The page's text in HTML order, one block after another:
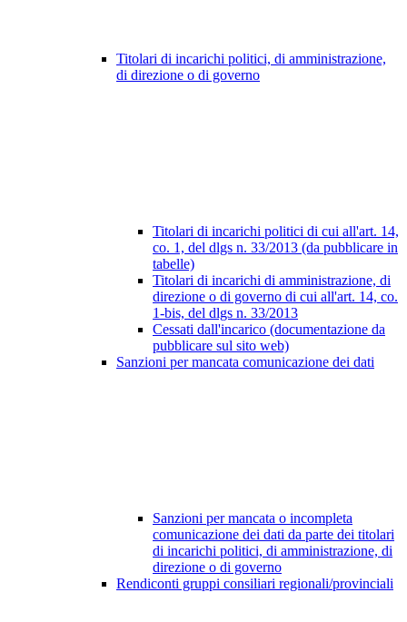
Titolari di incarichi politici, di amministrazione,
di direzione o di governo
Titolari di incarichi politici di cui all'art. 14,
co. 1, del dlgs n. 33/2013 (da pubblicare in
tabelle)
Titolari di incarichi di amministrazione, di
direzione o di governo di cui all'art. 14, co.
1-bis, del dlgs n. 33/2013
Cessati dall'incarico (documentazione da
pubblicare sul sito web)
Sanzioni per mancata comunicazione dei dati
Sanzioni per mancata o incompleta
comunicazione dei dati da parte dei titolari
di incarichi politici, di amministrazione, di
direzione o di governo
Rendiconti gruppi consiliari regionali/provinciali